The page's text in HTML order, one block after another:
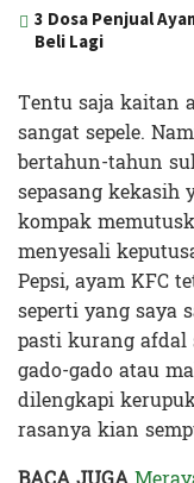
3 Dosa Penjual
Beli Lagi
Tentu saja kaitan
sangat sepele.
bertahun-tahun
sepasang
kompak
menyesali
Pepsi, ayam KFC
seperti yang saya
pasti kurang afdal
gado-gado atau
dilengkapi
rasanya kian